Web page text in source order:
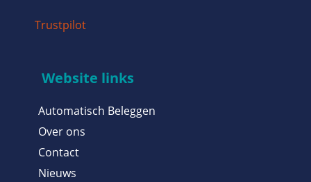
Trustpilot
Website links
Automatisch Beleggen
Over ons
Contact
Nieuws